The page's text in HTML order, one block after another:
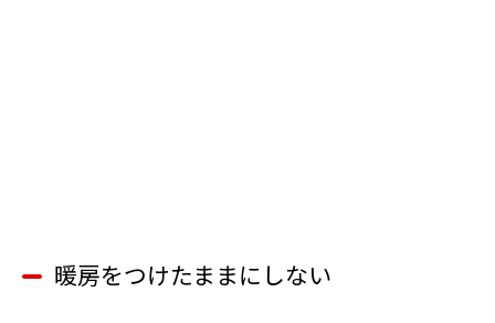
暖房をつけたままにしない